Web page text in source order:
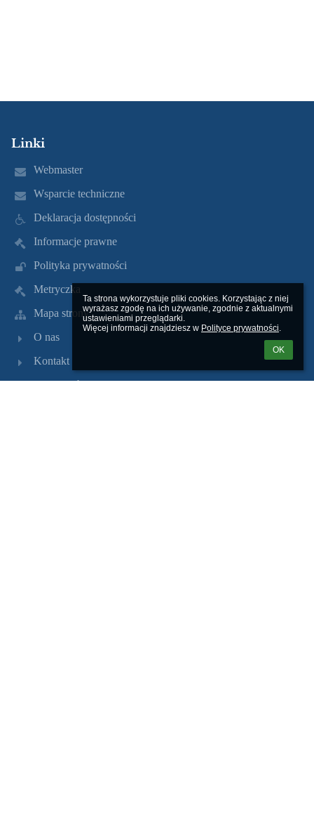
Ta strona wykorzystuje pliki cookies. Korzystając z niej
wyrażasz zgodę na ich używanie, zgodnie z aktualnymi
ustawieniami przeglądarki.
Więcej informacji znajdziesz w Polityce prywatności.
OK
Linki
Webmaster
Wsparcie techniczne
Deklaracja dostępności
Informacje prawne
Polityka prywatności
Metryczka
Mapa strony
O nas
Kontakt
Aktualności